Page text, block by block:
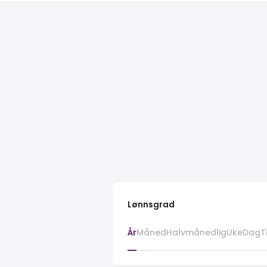
Lønnsgrad
ÅrMånedHalvmånedligUkeDag